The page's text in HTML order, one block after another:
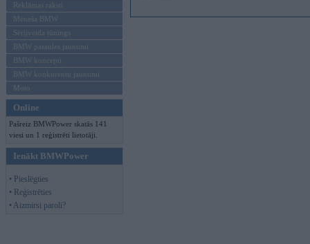
Reklāmas raksti
Mēneša BMW
Sērijveida tūnings
BMW pasaules jaunumi
BMW koncepti
BMW konkurentu jaunumi
Moto
Online
Pašreiz BMWPower skatās 141
viesi un 1 reģistrēti lietotāji.
Ienākt BMWPower
• Pieslēgties
• Reģistrēties
• Aizmirsi paroli?